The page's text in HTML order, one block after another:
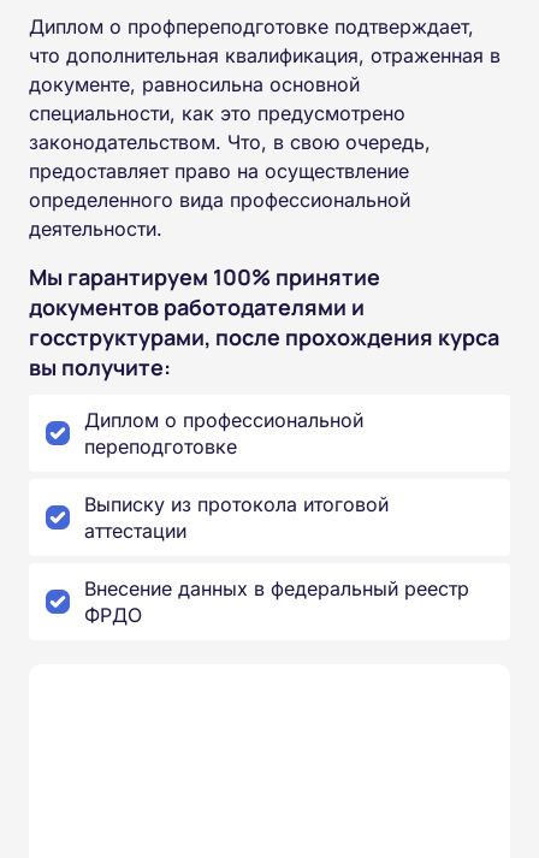
Диплом о профпереподготовке подтверждает,
что дополнительная квалификация, отраженная в
документе, равносильна основной
специальности, как это предусмотрено
законодательством. Что, в свою очередь,
предоставляет право на осуществление
определенного вида профессиональной
деятельности.
Мы гарантируем 100% принятие
документов работодателями и
госструктурами, после прохождения курса
вы получите:
Диплом о профессиональной
переподготовке
Выписку из протокола итоговой
аттестации
Внесение данных в федеральный реестр
ФРДО